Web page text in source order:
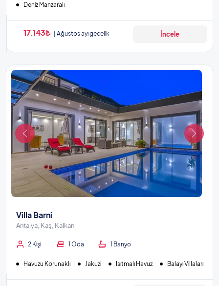
Deniz Manzaralı
17.143₺ Ağustos ayı gecelik İncele
Villa Barni
Antalya, Kaş, Kalkan
2 Kişi 1 Oda 1 Banyo
Havuzu Korunaklı Jakuzi Isıtmalı Havuz Balayı Villaları